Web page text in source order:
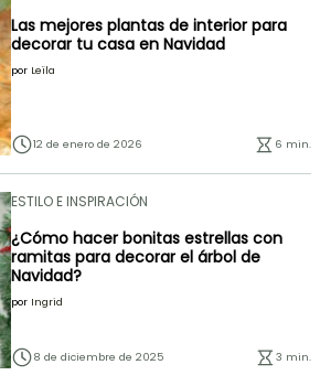
Las mejores plantas de interior para
decorar tu casa en Navidad
por Leïla
12 de enero de 2026 6 min.
ESTILO E INSPIRACIÓN
¿Cómo hacer bonitas estrellas con
ramitas para decorar el árbol de
Navidad?
por Ingrid
8 de diciembre de 2025 3 min.